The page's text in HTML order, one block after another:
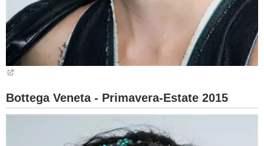
Bottega Veneta - Primavera-Estate 2015